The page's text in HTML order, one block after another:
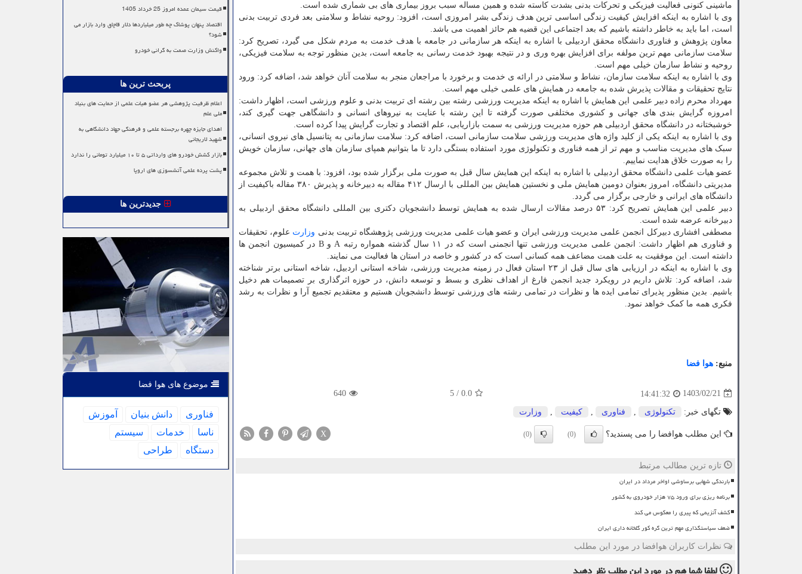
ماشینی کنونی فعالیت فیزیکی و تحرکات بدنی بشدت کاسته شده و همین مساله سبب بروز بیماری های بی شماری شده است.
وی با اشاره به اینکه افزایش کیفیت زندگی اساسی ترین هدف زندگی بشر امروزی است، افزود: روحیه نشاط و سلامتی بعد فردی تربیت بدنی
است، اما باید به خاطر داشته باشیم که بعد اجتماعی این قضیه هم حائز اهمیت می باشد.
معاون پژوهش و فناوری دانشگاه محقق اردبیلی با اشاره به اینکه هر سازمانی در جامعه با هدف خدمت به مردم شکل می گیرد، تصریح کرد:
سلامت سازمانی مهم ترین مولفه برای افزایش بهره وری و در نتیجه بهبود خدمت رسانی به جامعه است، بدین منظور توجه به سلامت فیزیکی،
روحیه و نشاط سازمان خیلی مهم است.
وی با اشاره به اینکه سلامت سازمان، نشاط و سلامتی در ارائه ی خدمت و برخورد با مراجعان منجر به سلامت آنان خواهد شد، اضافه کرد: ورود
نتایج تحقیقات و مقالات پذیرش شده به جامعه در همایش های علمی خیلی مهم است.
مهرداد محرم زاده دبیر علمی این همایش با اشاره به اینکه مدیریت ورزشی رشته بین رشته ای تربیت بدنی و علوم ورزشی است، اظهار داشت:
امروزه گرایش بندی های جهانی و کشوری مختلفی صورت گرفته تا این رشته با عنایت به نیروهای انسانی و دانشگاهی جهت گیری کند،
خوشبختانه در دانشگاه محقق اردبیلی هم حوزه مدیریت ورزشی به سمت بازاریابی، علم اقتصاد و تجارت گرایش پیدا کرده است.
وی با اشاره به اینکه یکی از کلید واژه های مدیریت ورزشی سلامت سازمانی است، اضافه کرد: سلامت سازمانی به پتانسیل های نیروی انسانی،
سبک های مدیریت مناسب و مهم تر از همه فناوری و تکنولوژی مورد استفاده بستگی دارد تا ما بتوانیم همپای سازمان های جهانی، سازمان خویش
را به صورت خلاق هدایت نماییم.
عضو هیات علمی دانشگاه محقق اردبیلی با اشاره به اینکه این همایش سال قبل به صورت ملی برگزار شده بود، افزود: با همت و تلاش مجموعه
مدیریتی دانشگاه، امروز بعنوان دومین همایش ملی و نخستین همایش بین المللی با ارسال ۴۱۲ مقاله به دبیرخانه و پذیرش ۳۸۰ مقاله باکیفیت از
دانشگاه های ایرانی و خارجی برگزار می گردد.
دبیر علمی این همایش تصریح کرد: ۵۳ درصد مقالات ارسال شده به همایش توسط دانشجویان دکتری بین المللی دانشگاه محقق اردبیلی به
دبیرخانه عرضه شده است.
مصطفی افشاری دبیرکل انجمن علمی مدیریت ورزشی ایران و عضو هیات علمی مدیریت ورزشی پژوهشگاه تربیت بدنی وزارت علوم، تحقیقات
و فناوری هم اظهار داشت: انجمن علمی مدیریت ورزشی تنها انجمنی است که در ۱۱ سال گذشته همواره رتبه A و B در کمیسیون انجمن ها
داشته است. این موفقیت به علت همت مضاعف همه کسانی است که در کشور و خاصه در استان ها فعالیت می نمایند.
وی با اشاره به اینکه در ارزیابی های سال قبل از ۲۳ استان فعال در زمینه مدیریت ورزشی، شاخه استانی اردبیل، شاخه استانی برتر شناخته
شد، اضافه کرد: تلاش داریم در رویکرد جدید انجمن فارغ از اهداف نظری و بسط و توسعه دانش، در حوزه اثرگذاری بر تصمیمات هم دخیل
باشیم. بدین منظور پذیرای تمامی ایده ها و نظرات در تمامی رشته های ورزشی توسط دانشجویان هستیم و معتقدیم تجمیع آرا و نظرات به رشد
فکری همه ما کمک خواهد نمود.
منبع: هوا فضا
1403/02/21
14:41:32
0.0
/
5
640
تگهای خبر: تكنولوژی فناوری كیفیت وزارت
این مطلب هوافضا را می پسندید؟ (0)
(0)
X
تازه ترین مطالب مرتبط
بارندگی شهابی برساوشی اواخر مرداد در ایران
برنامه ریزی برای ورود ۷۵ هزار خودروی به کشور
کشف آنزیمی که پیری را معکوس می کند
ضعف سیاستگذاری مهم ترین گره کور گلخانه داری ایران
نظرات کاربران هوافضا در مورد این مطلب
قیمت سیمان عمده امروز 25 خرداد 1405
اقتصاد پنهان پوشاک چه طور میلیاردها دلار قاچاق وارد بازار می
شود؟
واکنش وزارت صمت به گرانی خودرو
پربحث ترین ها
اعلام ظرفیت پژوهشی هر عضو هیات علمی از حمایت های بنیاد
ملی علم
اهدای جایزه چهره برجسته علمی و فرهنگی جهاد دانشگاهی به
شهید لاریجانی
بازار کشش خودرو های وارداتی ۵ تا ۱۰ میلیارد تومانی را ندارد
پشت پرده علمی آتشسوزی های اروپا
جدیدترین ها
موضوع های هوا فضا
فناوری دانش بنیان
آموزش
ناسا
خدمات
سیستم
دستگاه
طراحی